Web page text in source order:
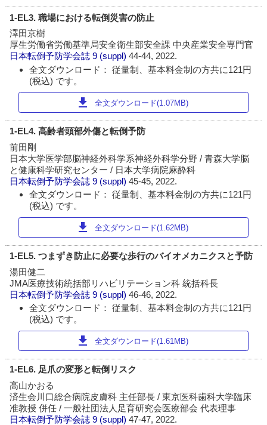
1-EL3. 職場における転倒災害の防止
澤田京樹
厚生労働省労働基準局安全衛生部安全課 中央産業安全専門官
日本転倒予防学会誌 9 (suppl)44-44, 2022.
全文ダウンロード： 従量制、基本料金制の方共に121円
(税込) です。
download 全文ダウンロード(1.07MB)
1-EL4. 高齢者頭部外傷と転倒予防
前田剛
日本大学医学部脳神経外科学系神経外科学分野 / 青森大学脳
と健康科学研究センター / 日本大学病院麻酔科
日本転倒予防学会誌 9 (suppl)45-45, 2022.
全文ダウンロード： 従量制、基本料金制の方共に121円
(税込) です。
download 全文ダウンロード(1.62MB)
1-EL5. つまずき防止に必要な歩行のバイオメカニクスと予防
湯田健二
JMA医療技術統括部リハビリテーション科 統括科長
日本転倒予防学会誌 9 (suppl)46-46, 2022.
全文ダウンロード： 従量制、基本料金制の方共に121円
(税込) です。
download 全文ダウンロード(1.61MB)
1-EL6. 足爪の変形と転倒リスク
高山かおる
済生会川口総合病院皮膚科 主任部長 / 東京医科歯科大学臨床
准教授 併任 / 一般社団法人足育研究会医療部会 代表理事
日本転倒予防学会誌 9 (suppl)47-47, 2022.